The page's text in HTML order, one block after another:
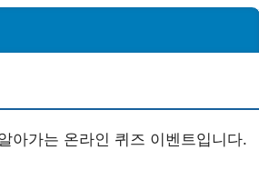
아가는 온라인 퀴즈 이벤트입니다.